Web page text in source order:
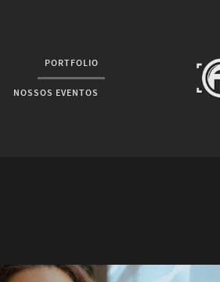
PORTFOLIO
NOSSOS EVENTOS